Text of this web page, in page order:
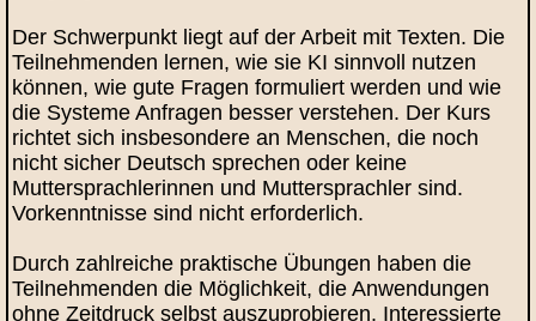
Der Schwerpunkt liegt auf der Arbeit mit Texten. Die
Teilnehmenden lernen, wie sie KI sinnvoll nutzen
können, wie gute Fragen formuliert werden und wie
die Systeme Anfragen besser verstehen. Der Kurs
richtet sich insbesondere an Menschen, die noch
nicht sicher Deutsch sprechen oder keine
Muttersprachlerinnen und Muttersprachler sind.
Vorkenntnisse sind nicht erforderlich.
Durch zahlreiche praktische Übungen haben die
Teilnehmenden die Möglichkeit, die Anwendungen
ohne Zeitdruck selbst auszuprobieren. Interessierte